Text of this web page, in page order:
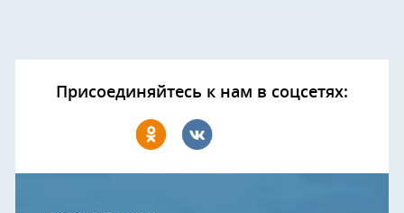
Присоединяйтесь к нам в соцсетях: